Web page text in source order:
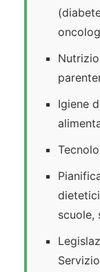
Igiene
scuole,